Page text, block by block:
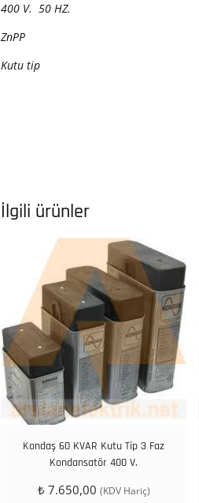
400 V. 50 HZ.
ZnPP
Kutu tip
İlgili ürünler
Kondaş 60 KVAR Kutu Tip 3 Faz
Kondansatör 400 V.
₺ 7.650,00 (KDV Hariç)